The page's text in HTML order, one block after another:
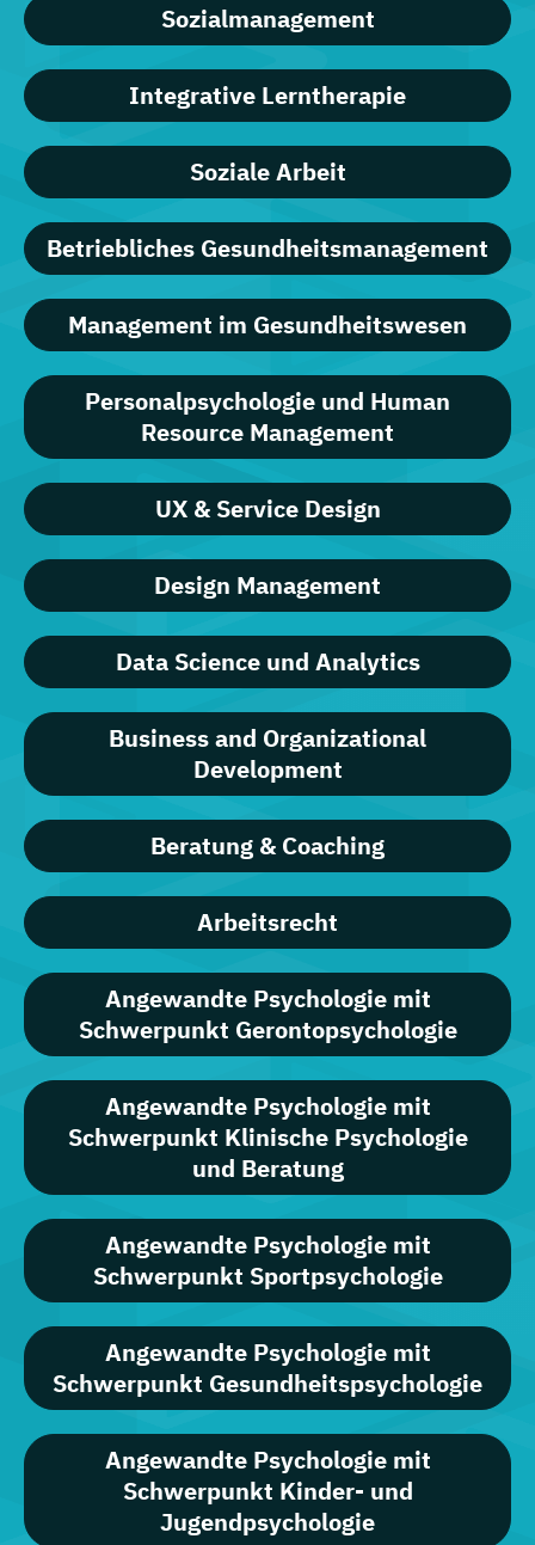
Sozialmanagement
Integrative Lerntherapie
Soziale Arbeit
Betriebliches Gesundheitsmanagement
Management im Gesundheitswesen
Personalpsychologie und Human
Resource Management
UX & Service Design
Design Management
Data Science und Analytics
Business and Organizational
Development
Beratung & Coaching
Arbeitsrecht
Angewandte Psychologie mit
Schwerpunkt Gerontopsychologie
Angewandte Psychologie mit
Schwerpunkt Klinische Psychologie
und Beratung
Angewandte Psychologie mit
Schwerpunkt Sportpsychologie
Angewandte Psychologie mit
Schwerpunkt Gesundheitspsychologie
Angewandte Psychologie mit
Schwerpunkt Kinder- und
Jugendpsychologie